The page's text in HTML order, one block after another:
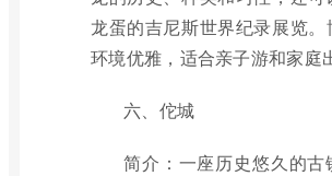
龙蛋的吉尼斯世界纪录展览。
环境优雅，适合亲子游和家庭
六、佗城
简介：一座历史悠久的古